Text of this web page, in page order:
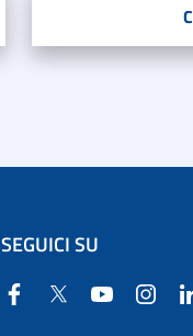
SEGUICI SU
Facebook
Twitter YouTube